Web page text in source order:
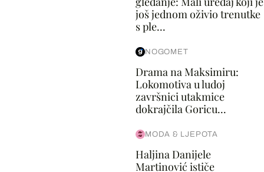
još jednom oživio trenutke
s ple...
NOGOMET
Drama na Maksimiru:
Lokomotiva u ludoj
završnici utakmice
dokrajčila Goricu...
MODA & LJEPOTA
Haljina Danijele
Martinović ističe